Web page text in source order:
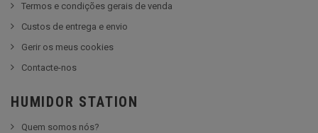
Termos e condições gerais de venda
Custos de entrega e envio
Gerir os meus cookies
Contacte-nos
HUMIDOR STATION
Quem somos nós?